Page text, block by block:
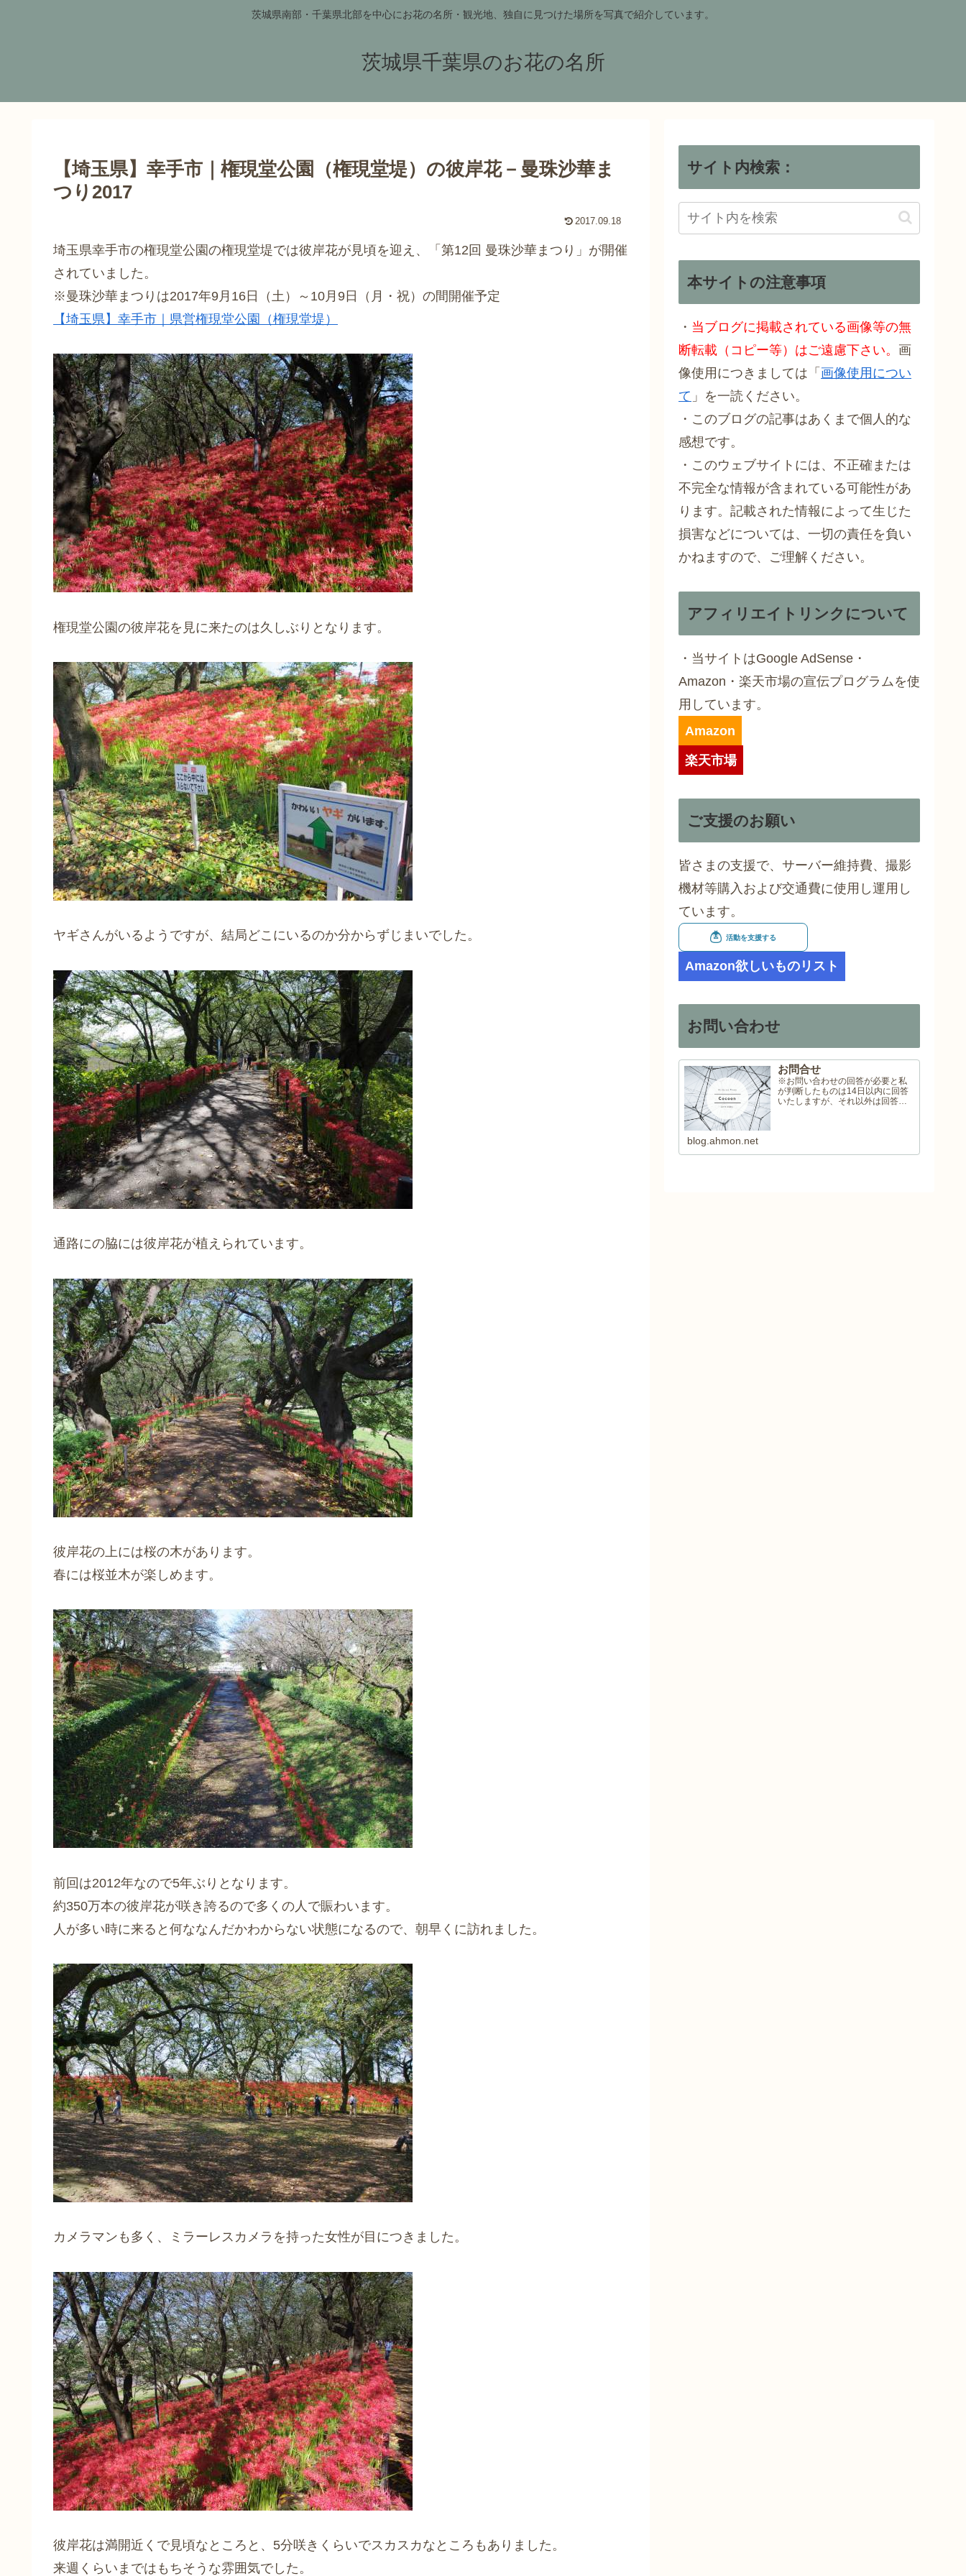
茨城県南部・千葉県北部を中心にお花の名所・観光地、独自に見つけた場所を写真で紹介しています。
茨城県千葉県のお花の名所
【埼玉県】幸手市｜権現堂公園（権現堂堤）の彼岸花－曼珠沙華ま
つり2017
2017.09.18
埼玉県幸手市の権現堂公園の権現堂堤では彼岸花が見頃を迎え、「第12回 曼珠沙華まつり」が開催
されていました。
※曼珠沙華まつりは2017年9月16日（土）～10月9日（月・祝）の間開催予定
【埼玉県】幸手市｜県営権現堂公園（権現堂堤）
権現堂公園の彼岸花を見に来たのは久しぶりとなります。
ヤギさんがいるようですが、結局どこにいるのか分からずじまいでした。
通路にの脇には彼岸花が植えられています。
彼岸花の上には桜の木があります。
春には桜並木が楽しめます。
前回は2012年なので5年ぶりとなります。
約350万本の彼岸花が咲き誇るので多くの人で賑わいます。
人が多い時に来ると何ななんだかわからない状態になるので、朝早くに訪れました。
カメラマンも多く、ミラーレスカメラを持った女性が目につきました。
彼岸花は満開近くで見頃なところと、5分咲きくらいでスカスカなところもありました。
来週くらいまではもちそうな雰囲気でした。
サイト内検索：
本サイトの注意事項
・ 当ブログに掲載されている画像等の無
断転載（コピー等）はご遠慮下さい。 画
像使用につきましては「 画像使用につい
て 」を一読ください。
・このブログの記事はあくまで個人的な
感想です。
・このウェブサイトには、不正確または
不完全な情報が含まれている可能性があ
ります。記載された情報によって生じた
損害などについては、一切の責任を負い
かねますので、ご理解ください。
アフィリエイトリンクについて
・当サイトはGoogle AdSense・
Amazon・楽天市場の宣伝プログラムを使
用しています。
Amazon
楽天市場
ご支援のお願い
皆さまの支援で、サーバー維持費、撮影
機材等購入および交通費に使用し運用し
ています。
Amazon欲しいものリスト
お問い合わせ
お問合せ
※お問い合わせの回答が必要と私
が判断したものは14日以内に回答
いたしますが、それ以外は回答い
blog.ahmon.net